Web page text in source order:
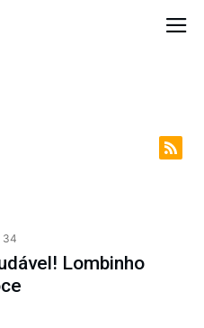
34
Lombinho